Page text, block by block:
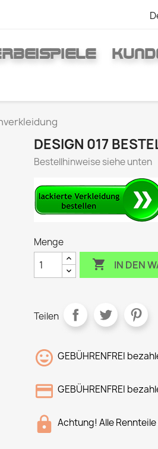
DESIGN 017
Bestellhinweise siehe unten
Menge
 IN DEN
Teilen
GEBÜHRENFREI
GEBÜHRENFREI
Achtung! Alle Rennteile